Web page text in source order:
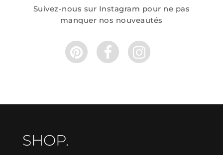
Suivez-nous sur Instagram pour ne pas
manquer nos nouveautés
SHOP.